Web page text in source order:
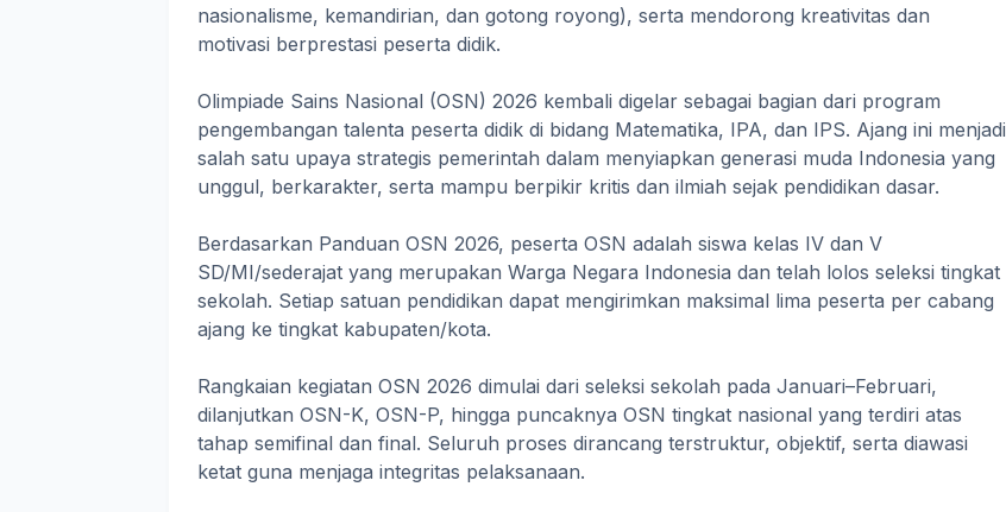
nasionalisme, kemandirian, dan gotong royong), serta mendorong kreativitas dan
motivasi berprestasi peserta didik.
Olimpiade Sains Nasional (OSN) 2026 kembali digelar sebagai bagian dari program
pengembangan talenta peserta didik di bidang Matematika, IPA, dan IPS. Ajang ini menjadi
salah satu upaya strategis pemerintah dalam menyiapkan generasi muda Indonesia yang
unggul, berkarakter, serta mampu berpikir kritis dan ilmiah sejak pendidikan dasar.
Berdasarkan Panduan OSN 2026, peserta OSN adalah siswa kelas IV dan V
SD/MI/sederajat yang merupakan Warga Negara Indonesia dan telah lolos seleksi tingkat
sekolah. Setiap satuan pendidikan dapat mengirimkan maksimal lima peserta per cabang
ajang ke tingkat kabupaten/kota.
Rangkaian kegiatan OSN 2026 dimulai dari seleksi sekolah pada Januari–Februari,
dilanjutkan OSN-K, OSN-P, hingga puncaknya OSN tingkat nasional yang terdiri atas
tahap semifinal dan final. Seluruh proses dirancang terstruktur, objektif, serta diawasi
ketat guna menjaga integritas pelaksanaan.